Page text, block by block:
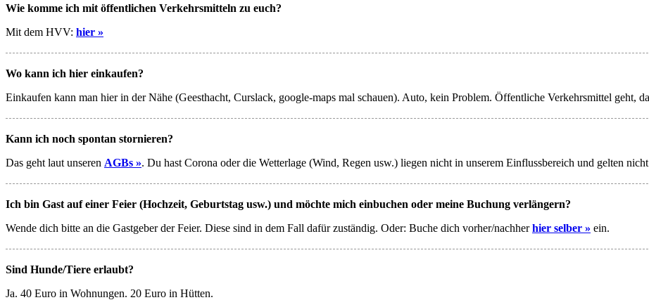
Wie komme ich mit öffentlichen Verkehrsmitteln zu euch?
Mit dem HVV: hier »
Wo kann ich hier einkaufen?
Einkaufen kann man hier in der Nähe (Geesthacht, Curslack, google-maps mal schauen). Auto, kein Problem. Öffentliche Verkehrsmittel geht,
Kann ich noch spontan stornieren?
Das geht laut unseren AGBs ». Du hast Corona oder die Wetterlage (Wind, Regen usw.) liegen nicht in unserem Einflussbereich und gelten
Ich bin Gast auf einer Feier (Hochzeit, Geburtstag usw.) und möchte mich einbuchen oder meine Buchung verlängern?
Wende dich bitte an die Gastgeber der Feier. Diese sind in dem Fall dafür zuständig. Oder: Buche dich vorher/nachherhier selber » ein.
Sind Hunde/Tiere erlaubt?
Ja. 40 Euro in Wohnungen. 20 Euro in Hütten.